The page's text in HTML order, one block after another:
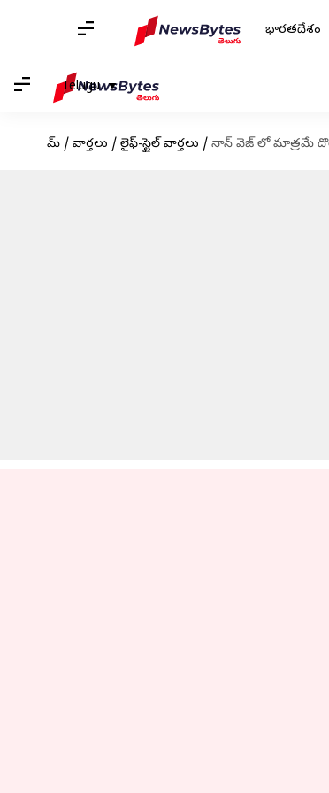
భారతదేశం
Telugu
హోమ్ / వార్తలు / లైఫ్-స్టైల్ వార్తలు / నాన్ వెజ్ లో మాత్రమే